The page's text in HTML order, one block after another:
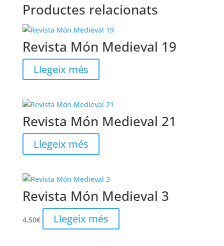
Productes relacionats
Revista Món Medieval 19
Llegeix més
Revista Món Medieval 21
Llegeix més
Revista Món Medieval 3
4,50€ Llegeix més